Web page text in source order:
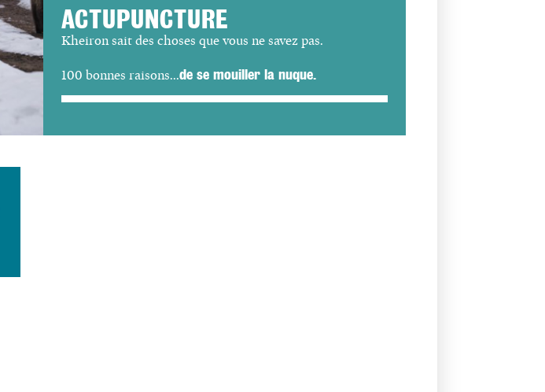
ACTUPUNCTURE
Kheiron sait des choses que vous ne savez pas.
100 bonnes raisons...de se mouiller la nuque.